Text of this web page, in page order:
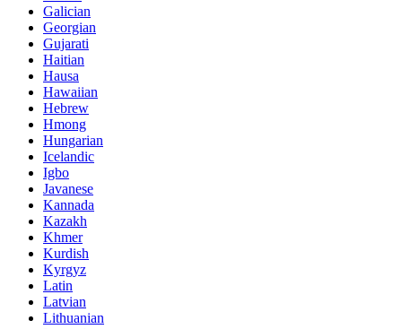
Galician
Georgian
Gujarati
Haitian
Hausa
Hawaiian
Hebrew
Hmong
Hungarian
Icelandic
Igbo
Javanese
Kannada
Kazakh
Khmer
Kurdish
Kyrgyz
Latin
Latvian
Lithuanian